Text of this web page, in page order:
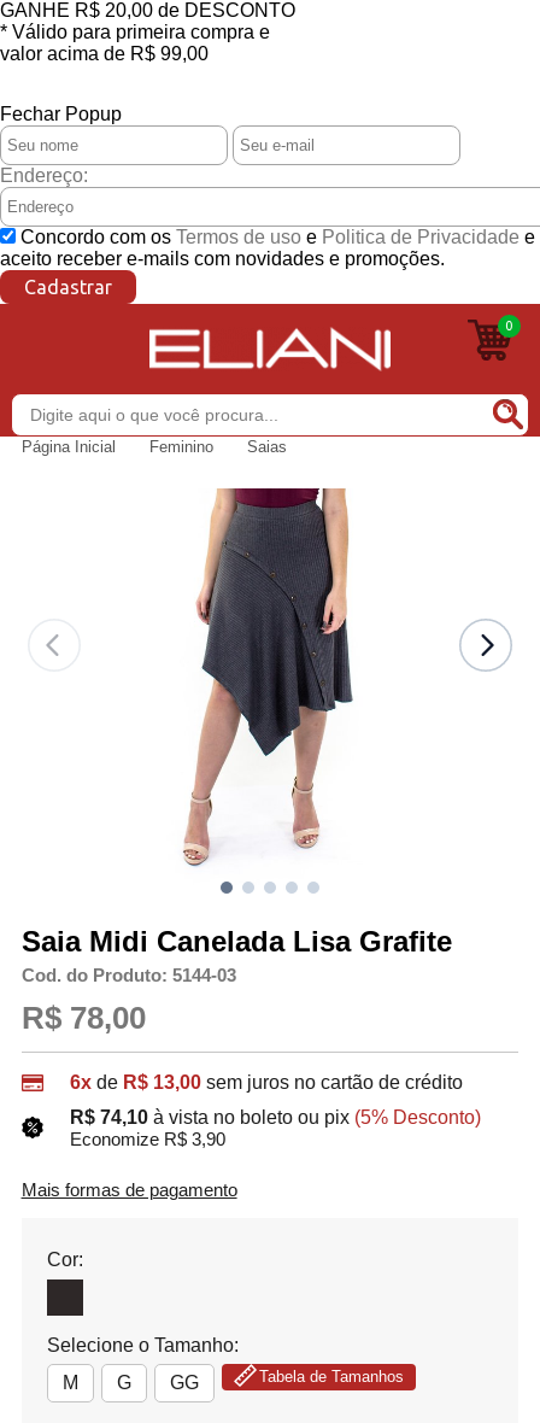
GANHE R$ 20,00 de DESCONTO
* Válido para primeira compra e
valor acima de R$ 99,00
Fechar Popup
Endereço:
Concordo com os Termos de uso e Politica de Privacidade e
aceito receber e-mails com novidades e promoções.
Cadastrar
0
Página Inicial Feminino Saias
Saia Midi Canelada Lisa Grafite
Cod. do Produto: 5144-03
R$ 78,00
6xde R$ 13,00 sem juros no cartão de crédito
R$ 74,10 à vista no boleto ou pix (5% Desconto)
Economize R$ 3,90
Mais formas de pagamento
Cor:
Selecione o Tamanho:
M
G GG Tabela de Tamanhos